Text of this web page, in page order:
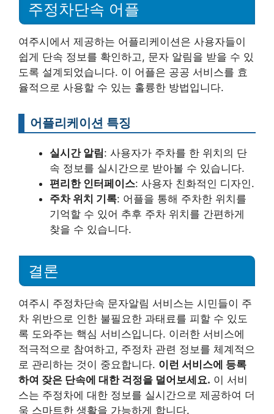
주정차단속 어플
여주시에서 제공하는 어플리케이션은 사용자들이
쉽게 단속 정보를 확인하고, 문자 알림을 받을 수 있
도록 설계되었습니다. 이 어플은 공공 서비스를 효
율적으로 사용할 수 있는 훌륭한 방법입니다.
어플리케이션 특징
실시간 알림: 사용자가 주차를 한 위치의 단
속 정보를 실시간으로 받아볼 수 있습니다.
편리한 인터페이스: 사용자 친화적인 디자인.
주차 위치 기록: 어플을 통해 주차한 위치를
기억할 수 있어 추후 주차 위치를 간편하게
찾을 수 있습니다.
결론
여주시 주정차단속 문자알림 서비스는 시민들이 주
차 위반으로 인한 불필요한 과태료를 피할 수 있도
록 도와주는 핵심 서비스입니다. 이러한 서비스에
적극적으로 참여하고, 주정차 관련 정보를 체계적으
로 관리하는 것이 중요합니다. 이런 서비스에 등록
하여 잦은 단속에 대한 걱정을 덜어보세요. 이 서비
스는 주정차에 대한 정보를 실시간으로 제공하여 더
욱 스마트한 생활을 가능하게 합니다.